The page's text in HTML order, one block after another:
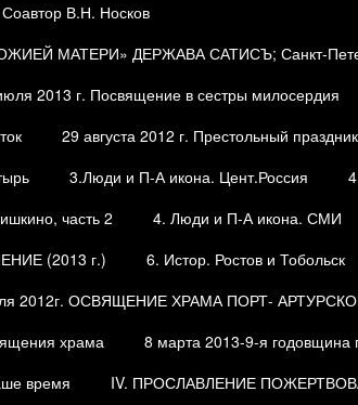
Соавтор В.Н. Носков
МАТЕРИ» ДЕРЖАВА САТИСЪ; Санкт-
2013 г. Посвящение в сестры милосердия
29 августа 2012 г. Престольный
3.Люди и П-А икона. Цент.Россия
часть 2
4. Люди и П-А икона. СМИ
(2013 г.)
6. Истор. Ростов и Тобольск
2012г. ОСВЯЩЕНИЕ ХРАМА ПОРТ-
храма
8 марта 2013-9-я
время
IV. ПРОСЛАВЛЕНИЕ